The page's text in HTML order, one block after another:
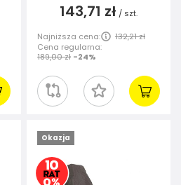
143,71 zł / szt.
Najniższa cena:
132,21 zł
Cena regularna:
189,00 zł -24%
Okazja